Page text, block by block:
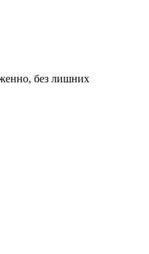
без лишних